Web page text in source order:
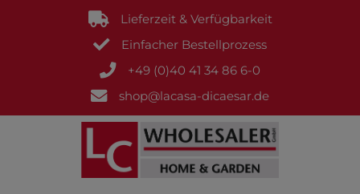
Lieferzeit & Verfügbarkeit
Einfacher Bestellprozess
+49 (0)40 41 34 86 6-0
shop@lacasa-dicaesar.de